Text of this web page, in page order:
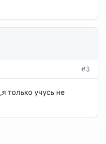
#3
только учусь не